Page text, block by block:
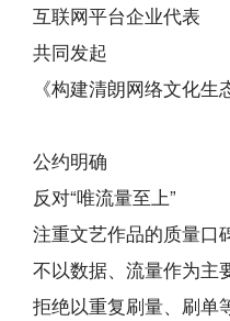
互联网平台企业代表
共同发起
《构建清朗网络文化生
公约明确
反对“唯流量至上”
注重文艺作品的质量口
不以数据、流量作为主
拒绝以重复刷量、刷单